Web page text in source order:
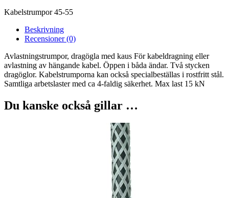
Kabelstrumpor 45-55
Beskrivning
Recensioner (0)
Avlastningstrumpor, dragögla med kaus För kabeldragning eller
avlastning av hängande kabel. Öppen i båda ändar. Två stycken
dragöglor. Kabelstrumporna kan också specialbeställas i rostfritt stål.
Samtliga arbetslaster med ca 4-faldig säkerhet. Max last 15 kN
Du kanske också gillar …